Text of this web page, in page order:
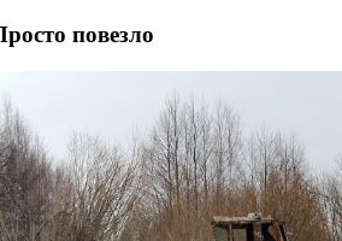
повезло